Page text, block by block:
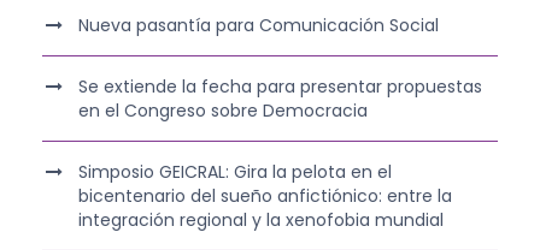
Nueva pasantía para Comunicación Social
Se extiende la fecha para presentar propuestas
en el Congreso sobre Democracia
Simposio GEICRAL: Gira la pelota en el
bicentenario del sueño anfictiónico: entre la
integración regional y la xenofobia mundial